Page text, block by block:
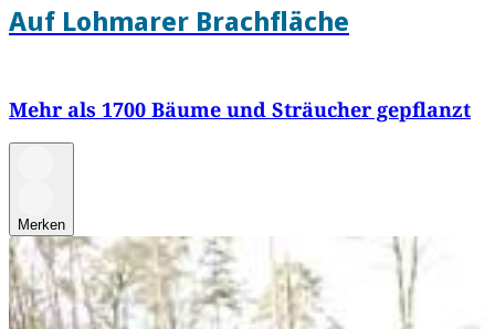
Auf Lohmarer Brachfläche
Mehr als 1700 Bäume und Sträucher gepflanzt
Merken